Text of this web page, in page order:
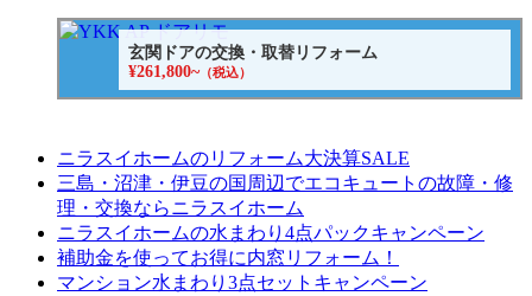
玄関ドアの交換・取替リフォーム
¥261,800~（税込）
ニラスイホームのリフォーム大決算SALE
三島・沼津・伊豆の国周辺でエコキュートの故障・修
理・交換ならニラスイホーム
ニラスイホームの水まわり4点パックキャンペーン
補助金を使ってお得に内窓リフォーム！
マンション水まわり3点セットキャンペーン